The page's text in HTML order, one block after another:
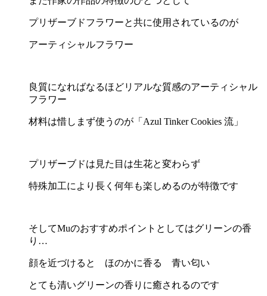
プリザーブドフラワーと共に使用されているのが
アーティシャルフラワー
良質になればなるほどリアルな質感のアーティシャル
フラワー
材料は惜しまず使うのが「Azul Tinker Cookies 流」
プリザーブドは見た目は生花と変わらず
特殊加工により長く何年も楽しめるのが特徴です
そしてMuのおすすめポイントとしてはグリーンの香
り…
顔を近づけると ほのかに香る 青い匂い
とても清いグリーンの香りに癒されるのです